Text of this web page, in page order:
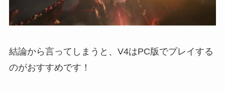
結論から言ってしまうと、V4はPC版でプレイする
のがおすすめです！